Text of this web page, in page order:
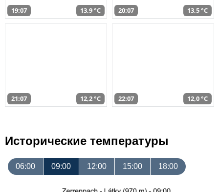
19:07 13,9 °C 20:07 13,5 °C
21:07 12,2 °C 22:07 12,0 °C
Исторические температуры
06:00 09:00 12:00 15:00 18:00